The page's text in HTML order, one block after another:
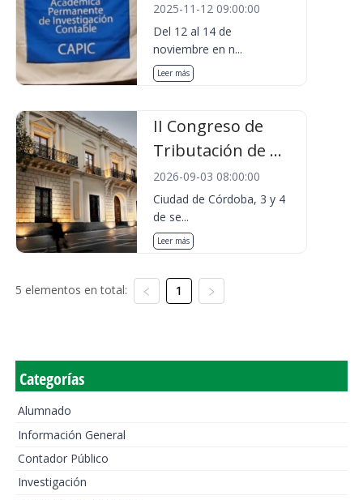
2025-11-12 09:00:00
Del 12 al 14 de
noviembre en n...
Leer más
II Congreso de
Tributación de ...
2026-09-03 08:00:00
Ciudad de Córdoba, 3 y 4
de se...
Leer más
5 elementos en total: 1
Categorías
Alumnado
Información General
Contador Público
Investigación